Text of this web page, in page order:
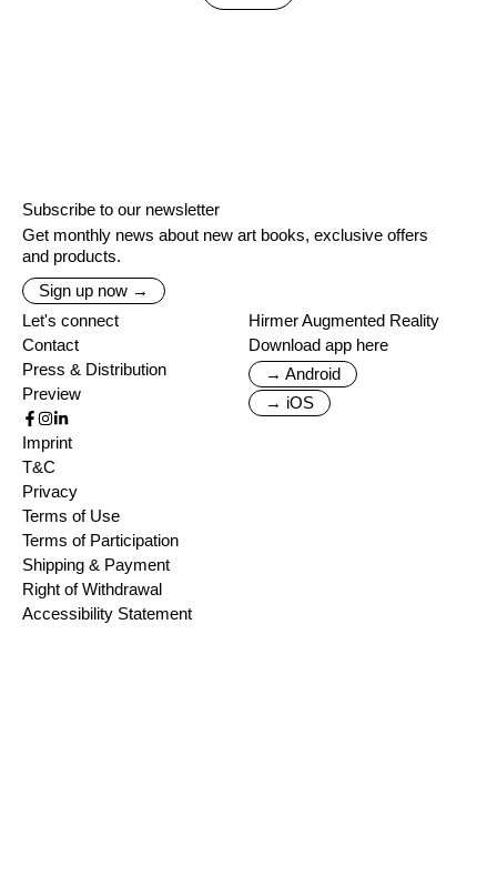
Subscribe to our newsletter
Get monthly news about new art books, exclusive offers
and products.
Sign up now →
Let's connect
Contact
Press & Distribution
Preview
Hirmer Augmented Reality
Download app here
→ Android
→ iOS
Imprint
T&C
Privacy
Terms of Use
Terms of Participation
Shipping & Payment
Right of Withdrawal
Accessibility Statement